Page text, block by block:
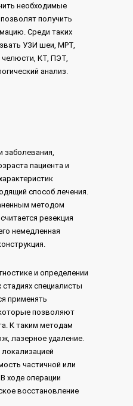
необходимые
получить
Среди таких
УЗИ шеи, МРТ,
челюсти, КТ, ПЭТ,
анализ.
заболевания,
пациента и
способ лечения.
методом
резекция
немедленная
и определении
специалисты
применять
позволяют
К таким методам
лазерное удаление.
частичной или
ходе операции
восстановление